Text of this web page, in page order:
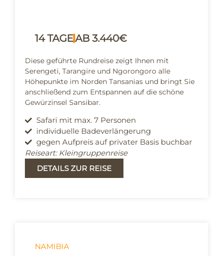
14 TAGEAB 3.440€
Diese geführte Rundreise zeigt Ihnen mit
Serengeti, Tarangire und Ngorongoro alle
Höhepunkte im Norden Tansanias und bringt Sie
anschließend zum Entspannen auf die schöne
Gewürzinsel Sansibar.
Safari mit max. 7 Personen
individuelle Badeverlängerung
gegen Aufpreis auf privater Basis buchbar
Reiseart: Kleingruppenreise
DETAILS ZUR REISE
NAMIBIA